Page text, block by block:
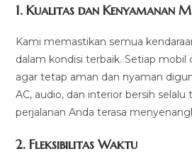
1.Kualitas dan Kenyamanan
Kami memastikan semua
dalam kondisi terbaik. Setiap mobil
agar tetap aman dan nyaman
AC, audio, dan interior bersih selalu
perjalanan Anda terasa
2.Fleksibilitas Waktu